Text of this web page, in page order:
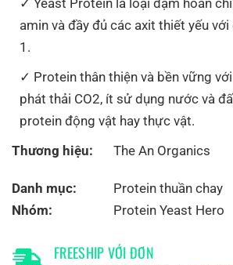
amin và đầy đủ các axit thiết yếu với
1.
Protein thân thiện và bền vững
phát thải CO2, ít sử dụng nước và
protein động vật hay thực vật.
Thương hiệu:
The An Organics
Danh mục:
Protein thuần chay
Nhóm:
Protein Yeast Hero
FREESHIP VỚI ĐƠN